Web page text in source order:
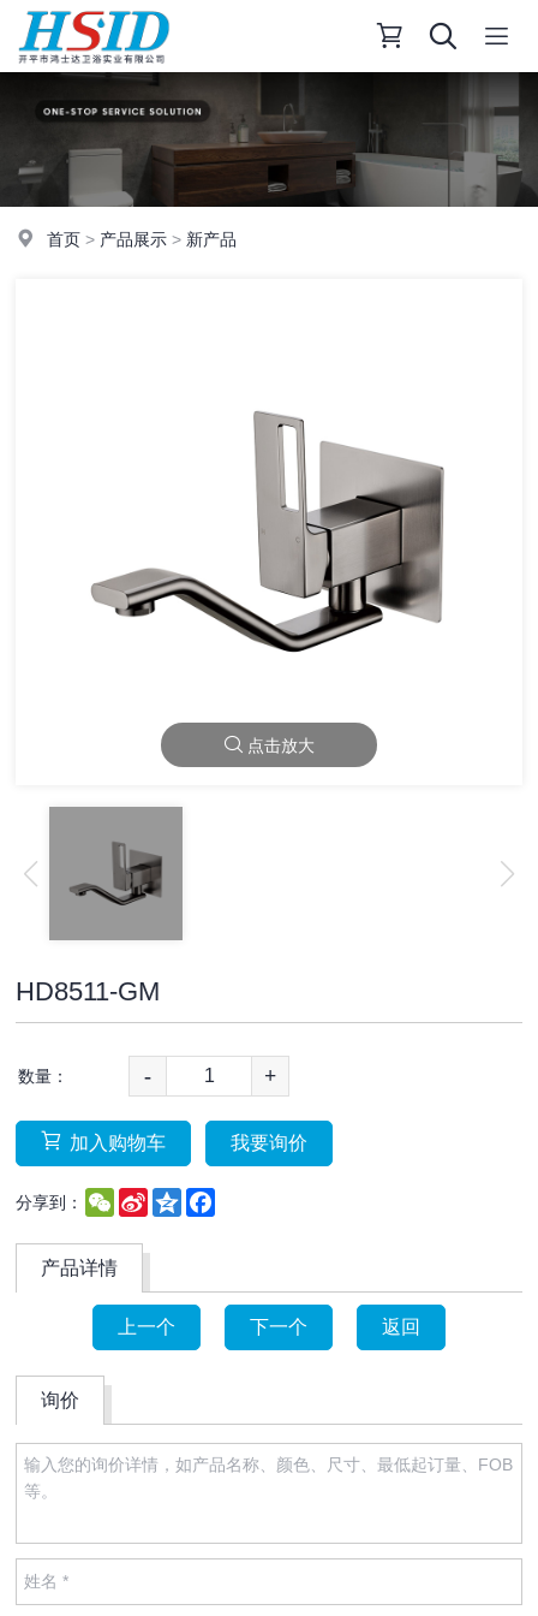
首页 > 产品展示 > 新产品
点击放大
HD8511-GM
数量： - +
加入购物车 我要询价
分享到： WeChat
Sina
Weibo
Qzone
产品详情
上一个 下一个 返回
询价